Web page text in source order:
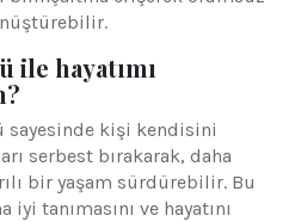
ile hayatımı
sayesinde kişi kendisini
serbest bırakarak, daha
bir yaşam sürdürebilir. Bu
tanımasını ve hayatını